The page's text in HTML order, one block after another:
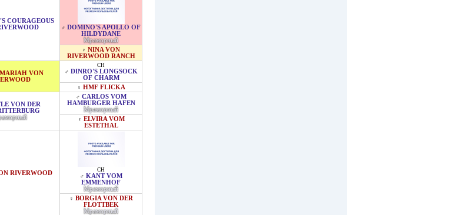
COURAGEOUS
♂ DOMINO'S APOLLO OF
HILDYDANE
Мраморный
♀ NINA VON
RIVERWOOD RANCH
VON
CH
♂ DINRO'S LONGSOCK
OF CHARM
♀ HMF FLICKA
VON DER
♂ CARLOS VOM
HAMBURGER HAFEN
Мраморный
♀ ELVIRA VOM
ESTETHAL
RIVERWOOD
CH
♂ KANT VOM
EMMENHOF
Мраморный
♀ BORGIA VON DER
FLOTTBEK
Мраморный